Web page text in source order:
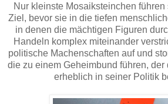
Nur kleinste Mosaiksteinchen
Ziel, bevor sie in die tiefen
in denen die mächtigen Figuren
Handeln komplex miteinander
politische Machenschaften auf und
die zu einem Geheimbund führen,
erheblich in seiner Politik